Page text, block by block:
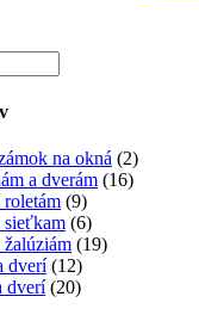
na okná (2)
a dverám (16)
(9)
sieťkam (6)
(19)
dverí (12)
dverí (20)